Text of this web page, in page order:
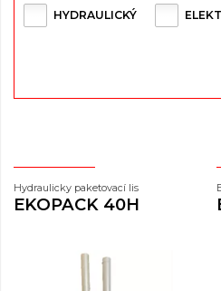
HYDRAULICKÝ
Hydraulicky paketovací lis
EKOPACK 40H